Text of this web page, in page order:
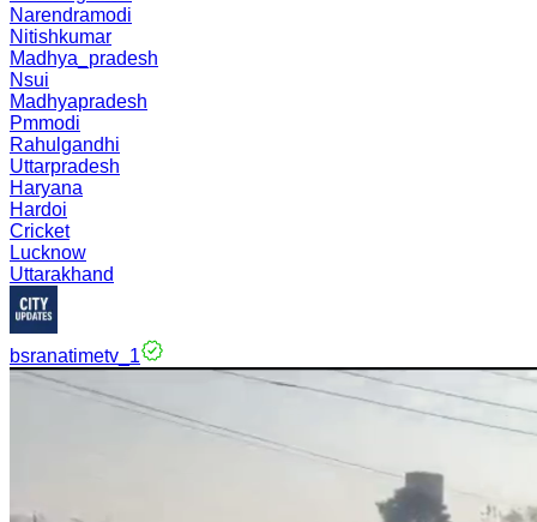
Narendramodi
Nitishkumar
Madhya_pradesh
Nsui
Madhyapradesh
Pmmodi
Rahulgandhi
Uttarpradesh
Haryana
Hardoi
Cricket
Lucknow
Uttarakhand
bsranatimetv_1